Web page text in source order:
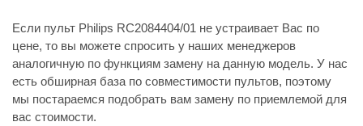
Если пульт Philips RC2084404/01 не устраивает Вас по
цене, то вы можете спросить у наших менеджеров
аналогичную по функциям замену на данную модель. У нас
есть обширная база по совместимости пультов, поэтому
мы постараемся подобрать вам замену по приемлемой для
вас стоимости.